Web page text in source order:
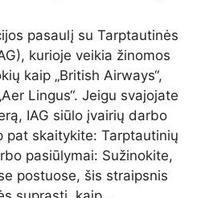
pasaulį su Tarptautinės
kurioje veikia žinomos
kaip „British Airways“,
Lingus“. Jeigu svajojate
IAG siūlo įvairių darbo
pat skaitykite: Tarptautinių
pasiūlymai: Sužinokite,
postuose, šis straipsnis